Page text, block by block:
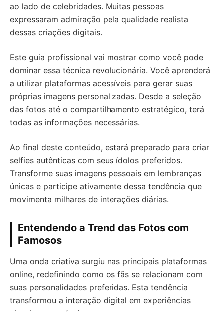
ao lado de celebridades. Muitas pessoas
expressaram admiração pela qualidade realista
dessas criações digitais.
Este guia profissional vai mostrar como você pode
dominar essa técnica revolucionária. Você aprenderá
a utilizar plataformas acessíveis para gerar suas
próprias imagens personalizadas. Desde a seleção
das fotos até o compartilhamento estratégico, terá
todas as informações necessárias.
Ao final deste conteúdo, estará preparado para criar
selfies autênticas com seus ídolos preferidos.
Transforme suas imagens pessoais em lembranças
únicas e participe ativamente dessa tendência que
movimenta milhares de interações diárias.
Entendendo a Trend das Fotos com
Famosos
Uma onda criativa surgiu nas principais plataformas
online, redefinindo como os fãs se relacionam com
suas personalidades preferidas. Esta tendência
transformou a interação digital em experiências